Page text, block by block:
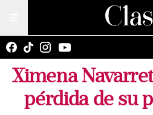
Ximena
pérdida de su